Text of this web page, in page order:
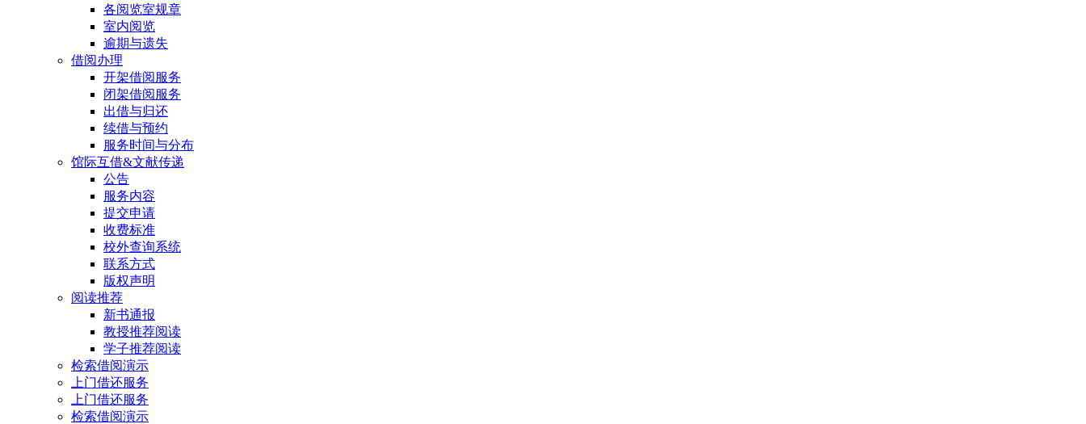
各阅览室规章
室内阅览
逾期与遗失
借阅办理
开架借阅服务
闭架借阅服务
出借与归还
续借与预约
服务时间与分布
馆际互借&文献传递
公告
服务内容
提交申请
收费标准
校外查询系统
联系方式
版权声明
阅读推荐
新书通报
教授推荐阅读
学子推荐阅读
检索借阅演示
上门借还服务
上门借还服务
检索借阅演示